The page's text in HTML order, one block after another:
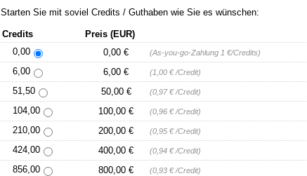
Starten Sie mit soviel Credits / Guthaben wie Sie es wünschen:
Credits
Preis (EUR)
0,00
0,00 € (As-you-go-Zahlung 1 €/Credits)
6,00 6,00 € (1,00 € /Credit)
51,50 50,00 € (0,97 € /Credit)
104,00 100,00 € (0,96 € /Credit)
210,00 200,00 € (0,95 € /Credit)
424,00 400,00 € (0,94 € /Credit)
856,00 800,00 € (0,93 € /Credit)